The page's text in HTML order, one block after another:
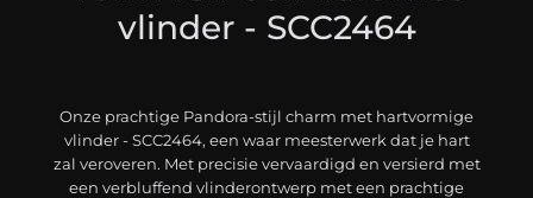
vlinder - SCC2464
Onze prachtige Pandora-stijl charm met hartvormige
vlinder - SCC2464, een waar meesterwerk dat je hart
zal veroveren. Met precisie vervaardigd en versierd met
een verbluffend vlinderontwerp met een prachtige